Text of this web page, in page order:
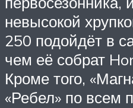
невысокой
250 подойдёт в
чем её собрат
Кроме того,
«Ребел» по всем